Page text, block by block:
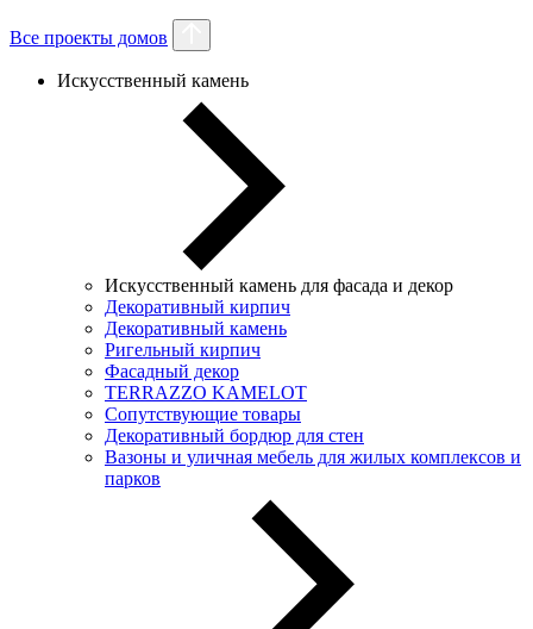
Все проекты домов
Искусственный камень
Искусственный камень для фасада и декор
Декоративный кирпич
Декоративный камень
Ригельный кирпич
Фасадный декор
TERRAZZO KAMELOT
Сопутствующие товары
Декоративный бордюр для стен
Вазоны и уличная мебель для жилых комплексов и
парков